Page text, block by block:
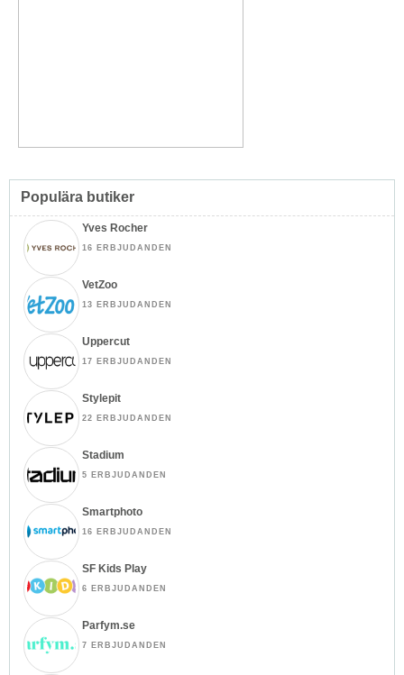
Populära butiker
Yves Rocher
16 ERBJUDANDEN
VetZoo
13 ERBJUDANDEN
Uppercut
17 ERBJUDANDEN
Stylepit
22 ERBJUDANDEN
Stadium
5 ERBJUDANDEN
Smartphoto
16 ERBJUDANDEN
SF Kids Play
6 ERBJUDANDEN
Parfym.se
7 ERBJUDANDEN